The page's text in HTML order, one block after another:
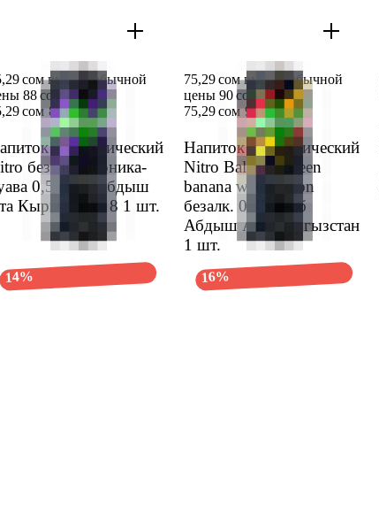
энерге­тический
безалк. Черни­ка-
0,5л ж/б Абдыш
Кыргыз­стан 8 1 шт.
сом вместо обычной
88 сом
сом 88 сом
14%
Напиток энерге­тический
Nitro Balance Green
banana watermelon
безалк. 0,45л ж/б
Абдыш Ата Кыргыз­стан
1 шт.
75,29 сом вместо обычной
цены 90 сом
75,29 сом 90 сом
16%